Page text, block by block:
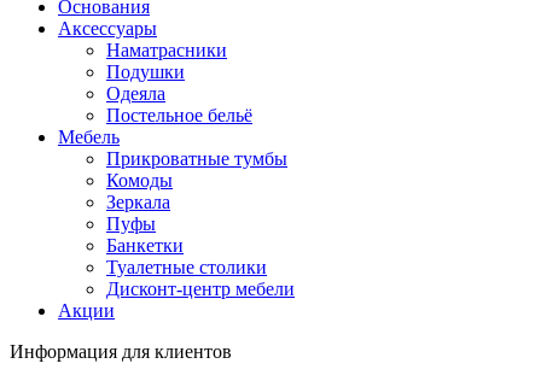
Основания
Аксессуары
Наматрасники
Подушки
Одеяла
Постельное бельё
Мебель
Прикроватные тумбы
Комоды
Зеркала
Пуфы
Банкетки
Туалетные столики
Дисконт-центр мебели
Акции
Информация для клиентов